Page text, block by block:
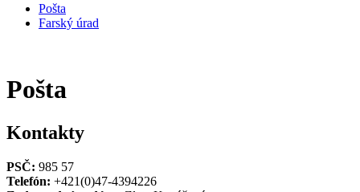
Pošta
Farský úrad
Pošta
Kontakty
PSČ: 985 57
Telefón: +421(0)47-4394226